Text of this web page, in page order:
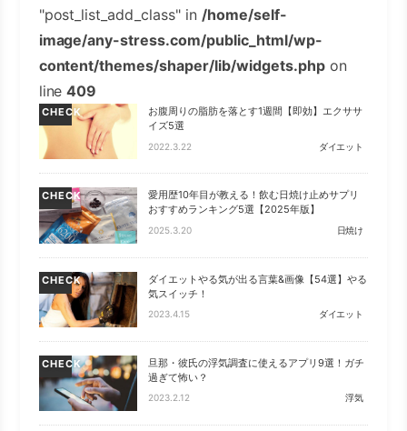
"post_list_add_class" in/home/self-
image/any-stress.com/public_html/wp-
content/themes/shaper/lib/widgets.phpon
line409
CHECK
お腹周りの脂肪を落とす1週間【即効】エクササ
イズ5選
2022.3.22 ダイエット
CHECK
愛用歴10年目が教える！飲む日焼け止めサプリ
おすすめランキング5選【2025年版】
2025.3.20 日焼け
CHECK
ダイエットやる気が出る言葉&画像【54選】やる
気スイッチ！
2023.4.15 ダイエット
CHECK
旦那・彼氏の浮気調査に使えるアプリ9選！ガチ
過ぎて怖い？
2023.2.12 浮気